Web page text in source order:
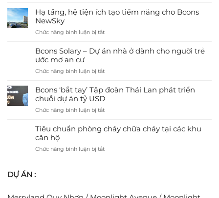
Center
City
Giải
An
Đầy
Đủ
Tiện
Cho
Gia
Trẻ
Hạ tầng, hệ tiện ích tạo tiềm năng cho Bcons
NewSky
Chức năng bình luận bị tắtở
tầng,
ích
tiềm
năng
Bcons Solary – Dự án nhà ở dành cho người trẻ
ước mơ an cư
Chức năng bình luận bị tắtở
Solary
án
ở
Bcons ‘bắt tay’ Tập đoàn Thái Lan phát triển
chuỗi dự án tỷ USD
Chức năng bình luận bị tắtở
‘bắt
đoàn
Tiêu chuẩn phòng cháy chữa cháy tại các khu
căn hộ
Chức năng bình luận bị tắtở
DỰ ÁN :